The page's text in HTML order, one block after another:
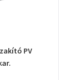
PV